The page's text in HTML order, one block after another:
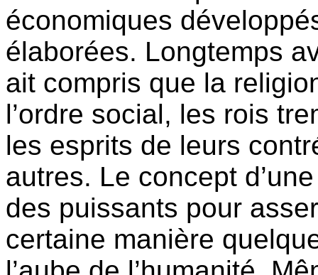
économiques
élaborées. Longtemps
ait compris que la
l’ordre social, les rois
les esprits de leurs
autres. Le concept
des puissants pour
certaine manière